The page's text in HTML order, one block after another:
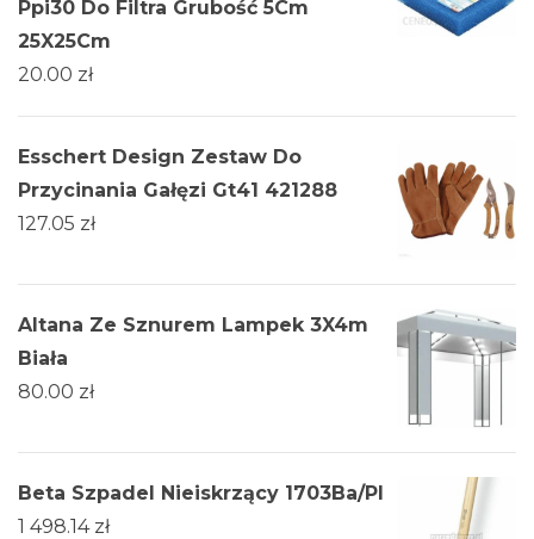
Ppi30 Do Filtra Grubość 5Cm
25X25Cm
20.00 zł
Esschert Design Zestaw Do
Przycinania Gałęzi Gt41 421288
127.05 zł
Altana Ze Sznurem Lampek 3X4m
Biała
80.00 zł
Beta Szpadel Nieiskrzący 1703Ba/Pl
1 498.14 zł